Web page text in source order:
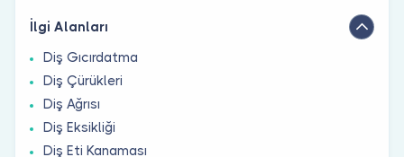
İlgi Alanları
Diş Gıcırdatma
Diş Çürükleri
Diş Ağrısı
Diş Eksikliği
Diş Eti Kanaması